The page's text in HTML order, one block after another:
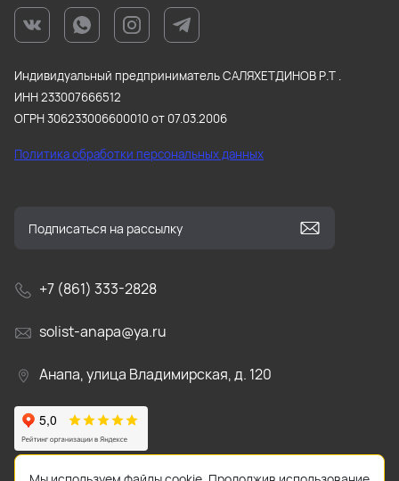
Индивидуальный предприниматель САЛЯХЕТДИНОВ Р.Т .
ИНН 233007666512
ОГРН 306233006600010 от 07.03.2006
Политика обработки персональных данных
+7 (861) 333-2828
solist-anapa@ya.ru
Анапа, улица Владимирская, д. 120